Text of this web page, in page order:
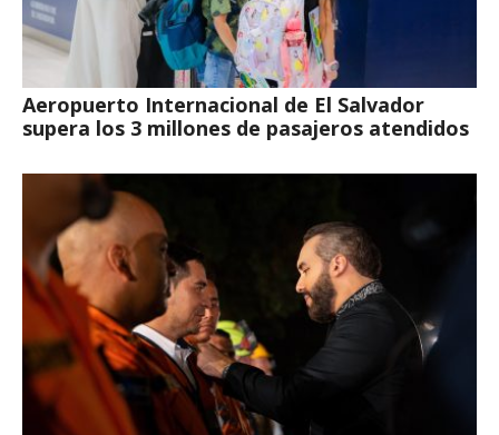
Aeropuerto Internacional de El Salvador
supera los 3 millones de pasajeros atendidos